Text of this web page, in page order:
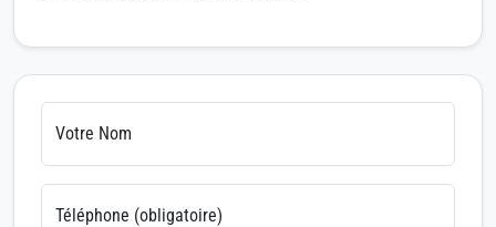
Votre Nom
Téléphone (obligatoire)